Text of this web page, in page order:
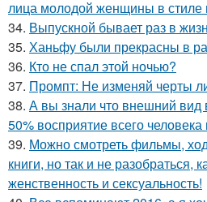
лица молодой женщины в стиле
34. Выпускной бывает раз в
35. Ханьфу были прекрасны в
36. Кто не спал этой ночью?
37. Промпт: Не изменяй черты
38. А вы знали что внешний вид
50% восприятие всего
39. Можно смотреть фильмы,
книги, но так и не разобраться,
женственность и сексуальность!